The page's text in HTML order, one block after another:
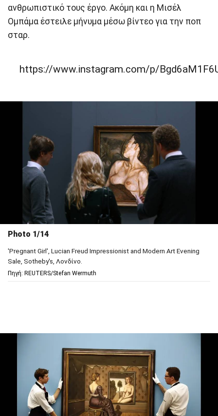
ανθρωπιστικό τους έργο. Ακόμη και η Μισέλ
Ομπάμα έστειλε μήνυμα μέσω βίντεο για την ποπ
σταρ.
https://www.instagram.com/p/
Photo 1/14
'Pregnant Girl', Lucian Freud Impressionist and Modern Art Evening
Sale, Sotheby's, Λονδίνο.
Πηγή: REUTERS/Stefan Wermuth